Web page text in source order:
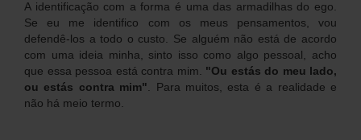
A identificação com a forma é uma das armadilhas do ego.
Se eu me identifico com os meus pensamentos, vou
defendê-los a todo o custo. Se alguém não está de acordo
com uma ideia minha, sinto isso como algo pessoal, acho
que essa pessoa está contra mim. "Ou estás do meu lado,
ou estás contra mim" . Para muitos, esta é a realidade e
não há meio termo.